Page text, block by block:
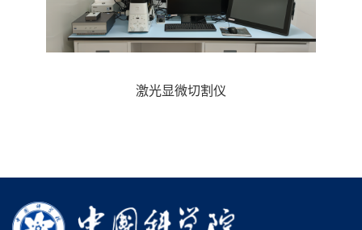
激光显微切割仪